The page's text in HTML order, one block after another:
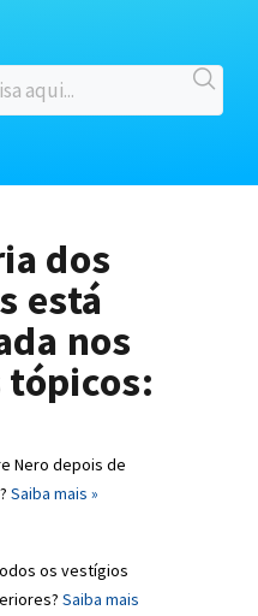
dos
está
nos
Nero depois de
Saiba mais »
os vestígios
Saiba mais